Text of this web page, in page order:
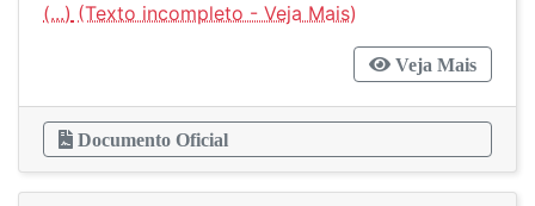
(...)
Veja Mais
Documento Oficial